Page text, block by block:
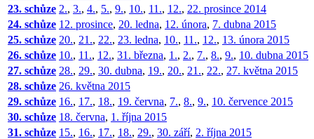
23. schůze 2., 3., 4., 5., 9., 10., 11., 12., 22. prosince 2014
24. schůze 12. prosince, 20. ledna, 12. února, 7. dubna 2015
25. schůze 20., 21., 22., 23. ledna, 10., 11., 12., 13. února 2015
26. schůze 10., 11., 12., 31. března, 1., 2., 7., 8., 9., 10. dubna 2015
27. schůze 28., 29., 30. dubna, 19., 20., 21., 22., 27. května 2015
28. schůze 26. května 2015
29. schůze 16., 17., 18., 19. června, 7., 8., 9., 10. července 2015
30. schůze 18. června, 1. října 2015
31. schůze 15., 16., 17., 18., 29., 30. září, 2. října 2015